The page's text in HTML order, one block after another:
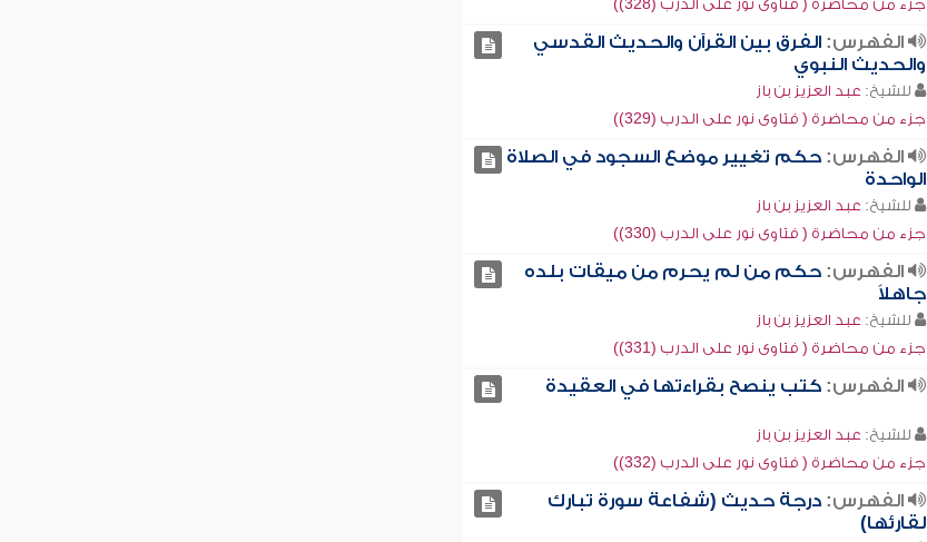
جزء من محاضرة ( فتاوى نور على الدرب (328))
الفهرس: الفرق بين القرآن والحديث القدسي
والحديث النبوي
للشيخ: عبد العزيز بن باز
جزء من محاضرة ( فتاوى نور على الدرب (329))
الفهرس: حكم تغيير موضع السجود في الصلاة
الواحدة
للشيخ: عبد العزيز بن باز
جزء من محاضرة ( فتاوى نور على الدرب (330))
الفهرس: حكم من لم يحرم من ميقات بلده
جاهلاً
للشيخ: عبد العزيز بن باز
جزء من محاضرة ( فتاوى نور على الدرب (331))
الفهرس: كتب ينصح بقراءتها في العقيدة
للشيخ: عبد العزيز بن باز
جزء من محاضرة ( فتاوى نور على الدرب (332))
الفهرس: درجة حديث (شفاعة سورة تبارك
لقارئها)